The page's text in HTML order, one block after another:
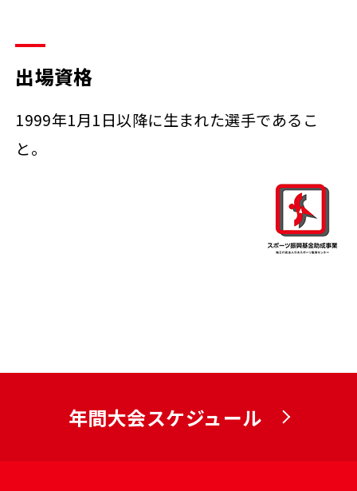
出場資格
1999年1月1日以降に生まれた選手であるこ
と。
年間大会スケジュール